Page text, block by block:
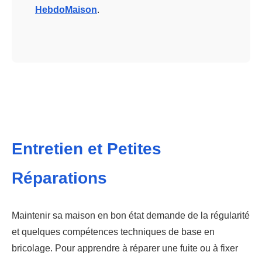
HebdoMaison.
Entretien et Petites
Réparations
Maintenir sa maison en bon état demande de la régularité
et quelques compétences techniques de base en
bricolage. Pour apprendre à réparer une fuite ou à fixer